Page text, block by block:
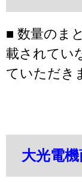
■ 数量のま
載されてい
ていただき
大光電